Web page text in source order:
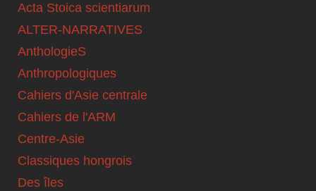
Acta Stoica scientiarum
ALTER-NARRATIVES
AnthologieS
Anthropologiques
Cahiers d'Asie centrale
Cahiers de l'ARM
Centre-Asie
Classiques hongrois
Des îles